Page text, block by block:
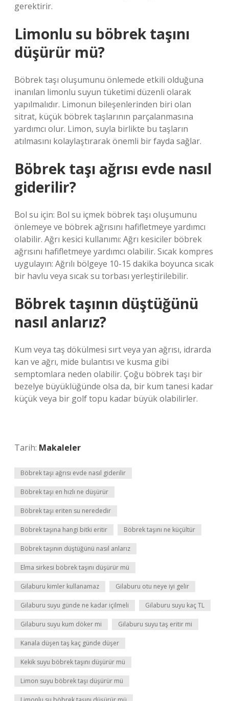
gerektirir.
Limonlu su böbrek taşını
düşürür mü?
Böbrek taşı oluşumunu önlemede etkili olduğuna
inanılan limonlu suyun tüketimi düzenli olarak
yapılmalıdır. Limonun bileşenlerinden biri olan
sitrat, küçük böbrek taşlarının parçalanmasına
yardımcı olur. Limon, suyla birlikte bu taşların
atılmasını kolaylaştırarak önemli bir fayda sağlar.
Böbrek taşı ağrısı evde nasıl
giderilir?
Bol su için: Bol su içmek böbrek taşı oluşumunu
önlemeye ve böbrek ağrısını hafifletmeye yardımcı
olabilir. Ağrı kesici kullanımı: Ağrı kesiciler böbrek
ağrısını hafifletmeye yardımcı olabilir. Sıcak kompres
uygulayın: Ağrılı bölgeye 10-15 dakika boyunca sıcak
bir havlu veya sıcak su torbası yerleştirilebilir.
Böbrek taşının düştüğünü
nasıl anlarız?
Kum veya taş dökülmesi sırt veya yan ağrısı, idrarda
kan ve ağrı, mide bulantısı ve kusma gibi
semptomlara neden olabilir. Çoğu böbrek taşı bir
bezelye büyüklüğünde olsa da, bir kum tanesi kadar
küçük veya bir golf topu kadar büyük olabilirler.
Tarih: Makaleler
Böbrek taşı ağrısı evde nasıl giderilir
Böbrek taşı en hızlı ne düşürür
Böbrek taşı eriten su nerededir
Böbrek taşına hangi bitki eritir Böbrek taşını ne küçültür
Böbrek taşının düştüğünü nasıl anlarız
Elma sirkesi böbrek taşını düşürür mü
Gilaburu kimler kullanamaz Gilaburu otu neye iyi gelir
Gilaburu suyu günde ne kadar içilmeli Gilaburu suyu kaç TL
Gilaburu suyu kum döker mi Gilaburu suyu taş eritir mi
Kanala düşen taş kaç günde düşer
Kekik suyu böbrek taşını düşürür mü
Limon suyu böbrek taşı düşürür mü